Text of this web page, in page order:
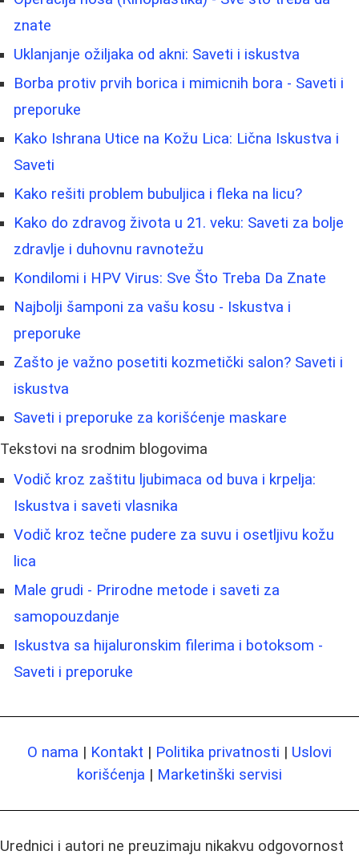
znate
Uklanjanje ožiljaka od akni: Saveti i iskustva
Borba protiv prvih borica i mimicnih bora - Saveti i
preporuke
Kako Ishrana Utice na Kožu Lica: Lična Iskustva i
Saveti
Kako rešiti problem bubuljica i fleka na licu?
Kako do zdravog života u 21. veku: Saveti za bolje
zdravlje i duhovnu ravnotežu
Kondilomi i HPV Virus: Sve Što Treba Da Znate
Najbolji šamponi za vašu kosu - Iskustva i
preporuke
Zašto je važno posetiti kozmetički salon? Saveti i
iskustva
Saveti i preporuke za korišćenje maskare
Tekstovi na srodnim blogovima
Vodič kroz zaštitu ljubimaca od buva i krpelja:
Iskustva i saveti vlasnika
Vodič kroz tečne pudere za suvu i osetljivu kožu
lica
Male grudi - Prirodne metode i saveti za
samopouzdanje
Iskustva sa hijaluronskim filerima i botoksom -
Saveti i preporuke
O nama | Kontakt | Politika privatnosti | Uslovi
korišćenja | Marketinški servisi
Urednici i autori ne preuzimaju nikakvu odgovornost